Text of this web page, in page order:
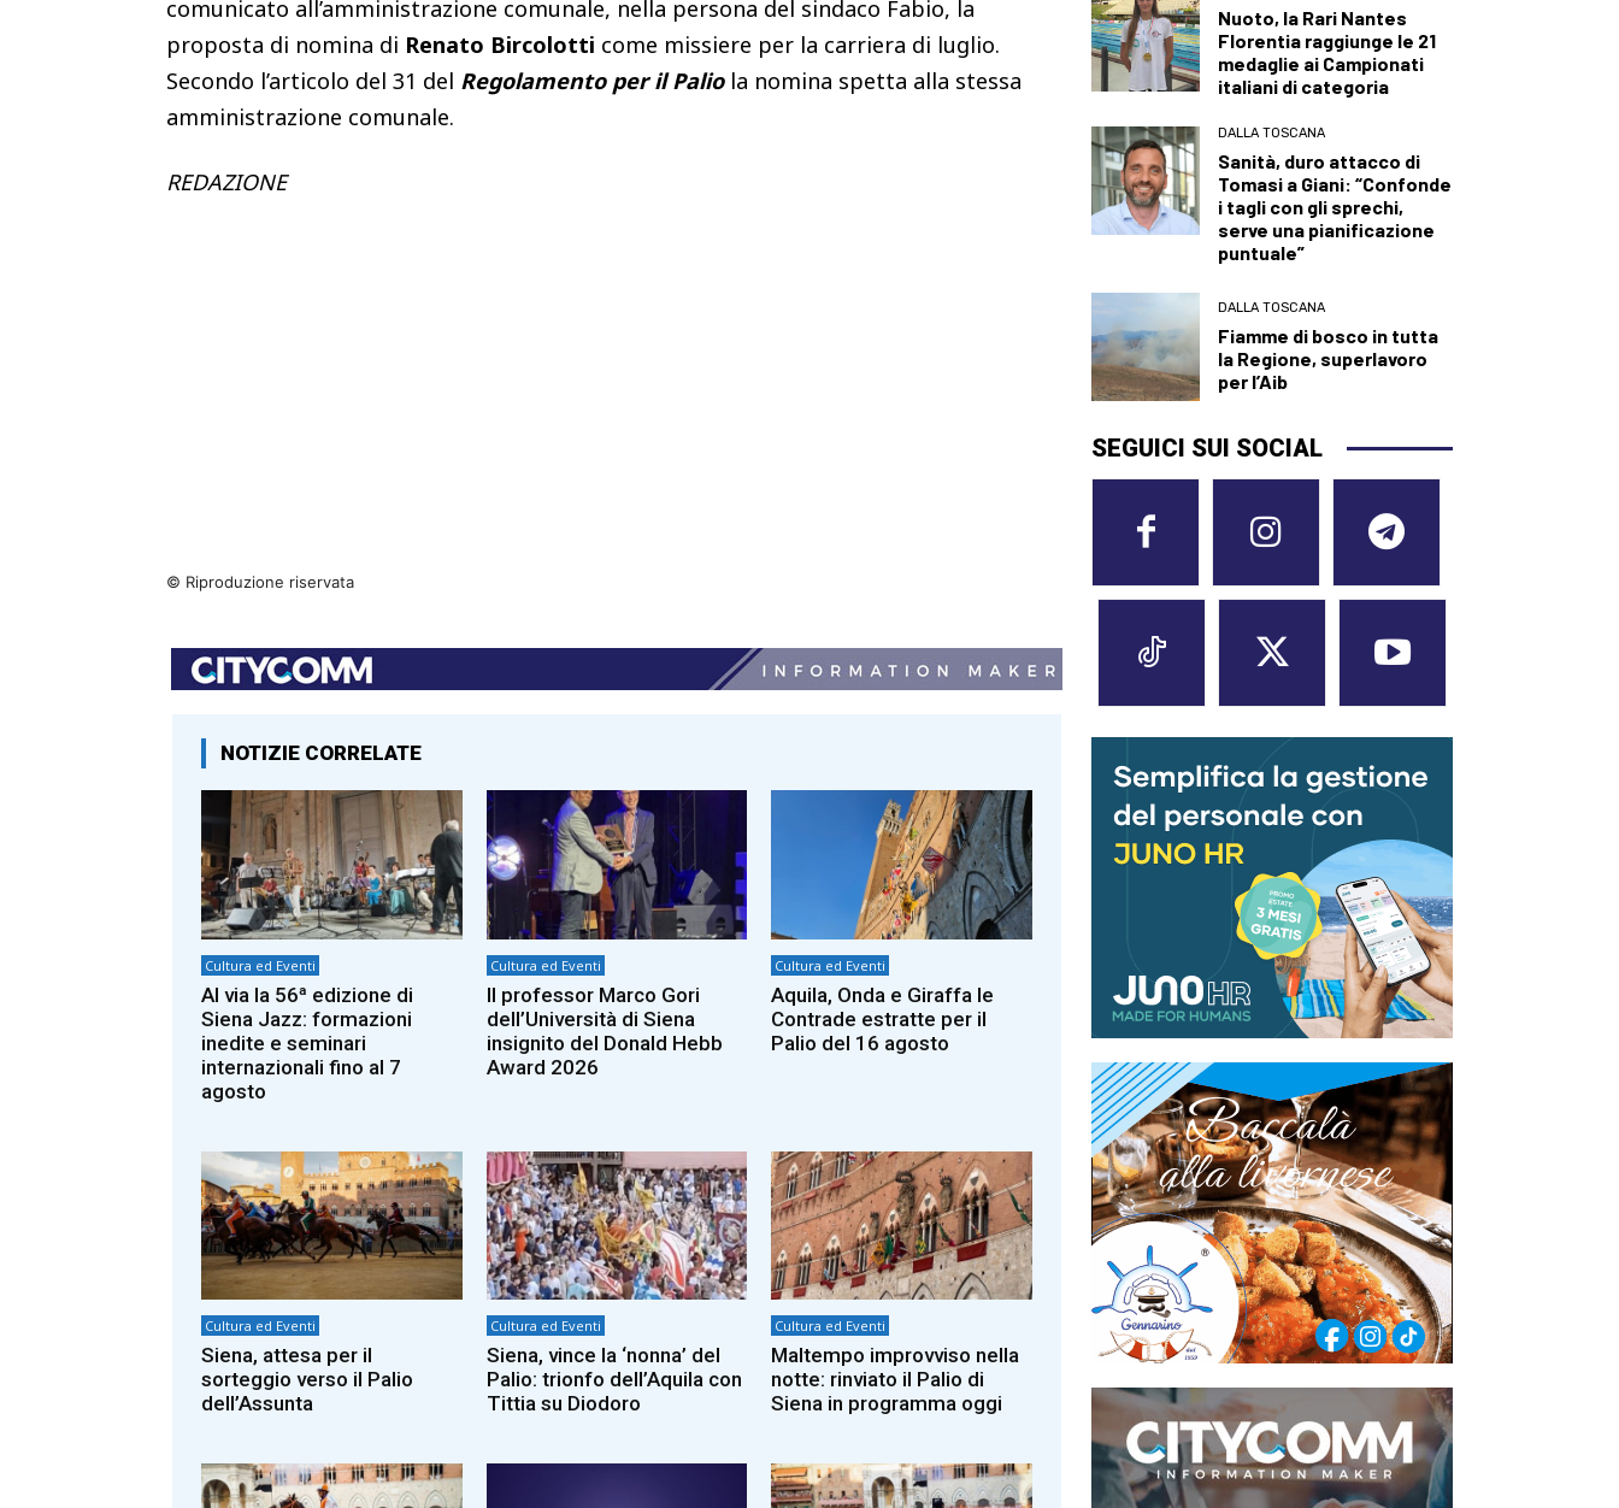
comunicato all’amministrazione comunale, nella persona del sindaco Fabio, la
proposta di nomina di Renato Bircolotti come missiere per la carriera di luglio.
Secondo l’articolo del 31 del Regolamento per il Paliola nomina spetta alla stessa
amministrazione comunale.
REDAZIONE
© Riproduzione riservata
NOTIZIE CORRELATE
Cultura ed Eventi
Al via la 56ª edizione di
Siena Jazz: formazioni
inedite e seminari
internazionali fino al 7
agosto
Cultura ed Eventi
Il professor Marco Gori
dell’Università di Siena
insignito del Donald Hebb
Award 2026
Cultura ed Eventi
Aquila, Onda e Giraffa le
Contrade estratte per il
Palio del 16 agosto
Cultura ed Eventi
Siena, attesa per il
sorteggio verso il Palio
dell’Assunta
Cultura ed Eventi
Siena, vince la ‘nonna’ del
Palio: trionfo dell’Aquila con
Tittia su Diodoro
Cultura ed Eventi
Maltempo improvviso nella
notte: rinviato il Palio di
Siena in programma oggi
Nuoto, la Rari Nantes
Florentia raggiunge le 21
medaglie ai Campionati
italiani di categoria
DALLA TOSCANA
Sanità, duro attacco di
Tomasi a Giani: “Confonde
i tagli con gli sprechi,
serve una pianificazione
puntuale”
DALLA TOSCANA
Fiamme di bosco in tutta
la Regione, superlavoro
per l’Aib
SEGUICI SUI SOCIAL